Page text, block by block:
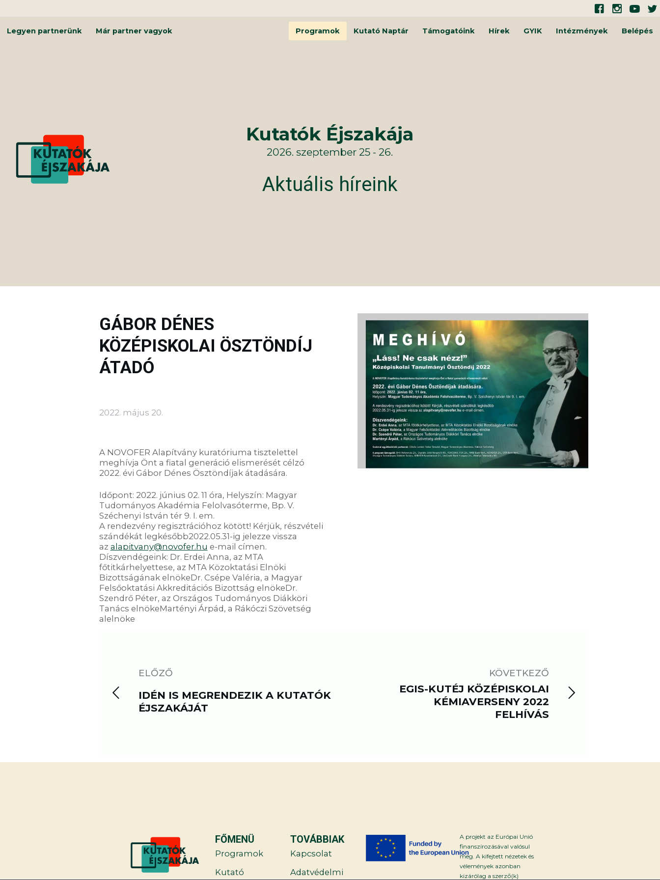
tartalomba
Legyen partnerünk Már partner vagyok
Kutatók Éjszakája
2026. szeptember 25 - 26.
Aktuális híreink
Programok Kutató Naptár Támogatóink Hírek GYIK Intézmények Belépés
GÁBOR DÉNES
KÖZÉPISKOLAI ÖSZTÖNDÍJ
ÁTADÓ
A NOVOFER Alapítvány kuratóriuma tisztelettel
meghívja Önt a fiatal generáció elismerését célzó
2022. évi Gábor Dénes Ösztöndíjak átadására.
Időpont: 2022. június 02. 11 óra, Helyszín: Magyar
Tudományos Akadémia Felolvasóterme, Bp. V.
Széchenyi István tér 9. I. em.
A rendezvény regisztrációhoz kötött! Kérjük, részvételi
szándékát legkésőbb2022.05.31-ig jelezze vissza
az alapitvany@novofer.hu e-mail címen.
Díszvendégeink: Dr. Erdei Anna, az MTA
főtitkárhelyettese, az MTA Közoktatási Elnöki
Bizottságának elnökeDr. Csépe Valéria, a Magyar
Felsőoktatási Akkreditációs Bizottság elnökeDr.
Szendrő Péter, az Országos Tudományos Diákköri
Tanács elnökeMartényi Árpád, a Rákóczi Szövetség
alelnöke
2022. május 20.
ELŐZŐ
IDÉN IS MEGRENDEZIK A KUTATÓK
ÉJSZAKÁJÁT
KÖVETKEZŐ
EGIS-KUTÉJ KÖZÉPISKOLAI
KÉMIAVERSENY 2022
FELHÍVÁS
FŐMENÜ
Programok
Kutató
TOVÁBBIAK
Kapcsolat
Adatvédelmi
A projekt az Európai Unió
finanszírozásával valósul
meg. A kifejtett nézetek és
vélemények azonban
kizárólag a szerző(k)